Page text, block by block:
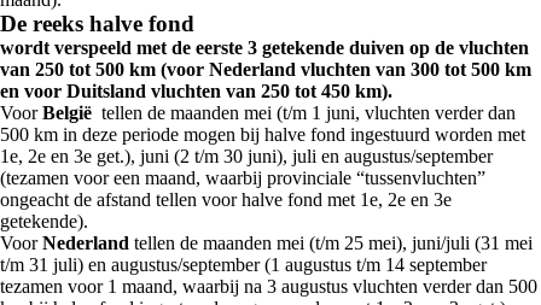
De reeks halve fond
wordt verspeeld met de eerste 3 getekende duiven op de vluchten
van 250 tot 500 km (voor Nederland vluchten van 300 tot 500 km
en voor Duitsland vluchten van 250 tot 450 km).
VoorBelgië tellen de maanden mei (t/m 1 juni, vluchten verder dan
500 km in deze periode mogen bij halve fond ingestuurd worden met
1e, 2e en 3e get.), juni (2 t/m 30 juni), juli en augustus/september
(tezamen voor een maand, waarbij provinciale “tussenvluchten”
ongeacht de afstand tellen voor halve fond met 1e, 2e en 3e
getekende).
VoorNederland tellen de maanden mei (t/m 25 mei), juni/juli (31 mei
t/m 31 juli) en augustus/september (1 augustus t/m 14 september
tezamen voor 1 maand, waarbij na 3 augustus vluchten verder dan 500